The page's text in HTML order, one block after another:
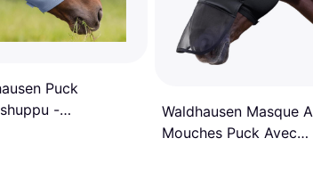
Puck
-
Waldhausen Masque
Mouches Puck Avec